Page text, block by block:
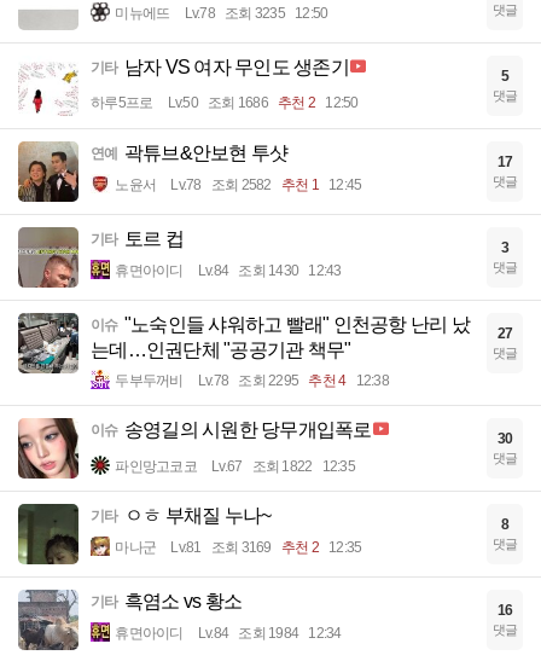
미뉴에뜨 Lv.78 조회 3235 12:50 댓글
기타 남자 VS 여자 무인도 생존기
하루5프로 Lv.50 조회 1686 추천 2 12:50
5
댓글
연예 곽튜브&안보현 투샷
노윤서 Lv.78 조회 2582 추천 1 12:45
17
댓글
기타 토르 컵
휴면아이디 Lv.84 조회 1430 12:43
3
댓글
이슈 "노숙인들 샤워하고 빨래" 인천공항 난리 났
는데…인권단체 "공공기관 책무"
두부두꺼비 Lv.78 조회 2295 추천 4 12:38
27
댓글
이슈 송영길의 시원한 당무개입폭로
파인망고코코 Lv.67 조회 1822 12:35
30
댓글
기타 ㅇㅎ 부채질 누나~
마나군 Lv.81 조회 3169 추천 2 12:35
8
댓글
기타 흑염소 vs 황소
휴면아이디 Lv.84 조회 1984 12:34
16
댓글